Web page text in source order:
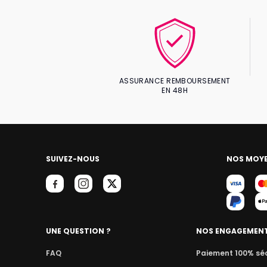
ASSURANCE REMBOURSEMENT
EN 48H
SUIVEZ-NOUS NOS
UNE QUESTION ?
FAQ
NOS
Paiement 100%